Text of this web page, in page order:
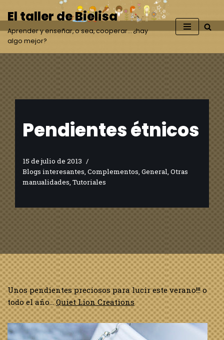
Saltar
al
contenido
El taller de Bielisa
Aprender y enseñar, o sea, cooperar… ¿hay
algo mejor?
Pendientes étnicos
15 de julio de 2013
Blogs interesantes, Complementos, General, Otras
manualidades, Tutoriales
Unos pendientes preciosos para lucir este verano!!! o
todo el año…Quiet Lion Creations